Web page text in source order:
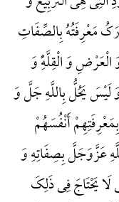
مَعْرِفَتُهُ بِالصِّفَاتِ
الْعَرْضِ وَ الْقِلَّهًِْ وَ
لَیْسَ یَحُلُّ بِاللَّهِ جَلَّ وَ
أَنْفُسَهُمْ
عَزَّوَجَلَّ بِصِفَاتِهِ وَ
یَحْتَاجَ فِی ذَلِکَ